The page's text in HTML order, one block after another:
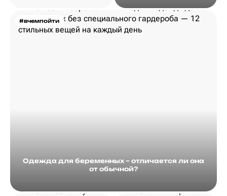
#вчемпойти
Одежда для беременных – отличается ли она
от обычной?